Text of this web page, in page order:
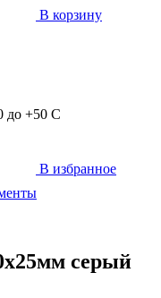
В корзину
В избранное
до +50 С
серый